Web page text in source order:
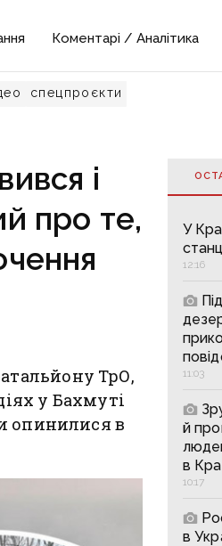
Коментарі / Аналітика
спецпроєкти
і
про те,
ТрО,
у Бахмуті
опинилися в
У
12:16
11:03
й
в
10:17
в